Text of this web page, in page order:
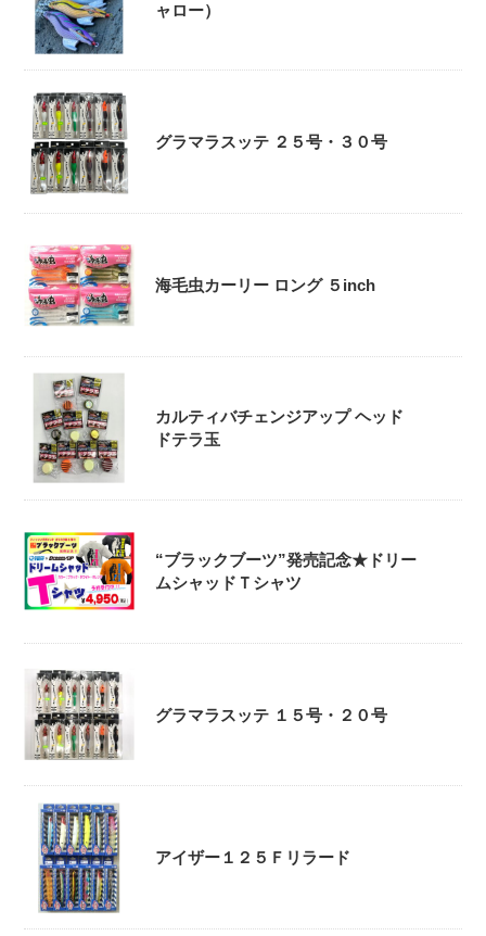
ャロー）
グラマラスッテ ２５号・３０号
海毛虫カーリー ロング ５inch
カルティバチェンジアップ ヘッド
ドテラ玉
“ブラックブーツ”発売記念★ドリー
ムシャッドＴシャツ
グラマラスッテ １５号・２０号
アイザー１２５Ｆリラード